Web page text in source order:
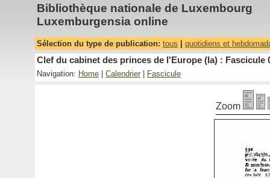
Bibliothèque nationale de Luxembourg
Luxemburgensia online
Sélection du type de publication: tous quotidiens et
Clef du cabinet des princes de l'Europe (la) : Fascicule
Navigation: Home Calendrier Fascicule
Zoom